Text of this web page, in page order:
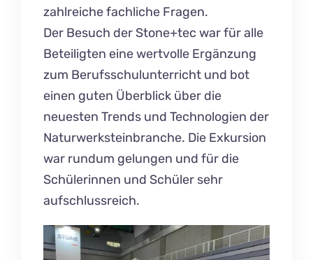
zahlreiche fachliche Fragen.
Der Besuch der Stone+tec war für alle
Beteiligten eine wertvolle Ergänzung
zum Berufsschulunterricht und bot
einen guten Überblick über die
neuesten Trends und Technologien der
Naturwerksteinbranche. Die Exkursion
war rundum gelungen und für die
Schülerinnen und Schüler sehr
aufschlussreich.